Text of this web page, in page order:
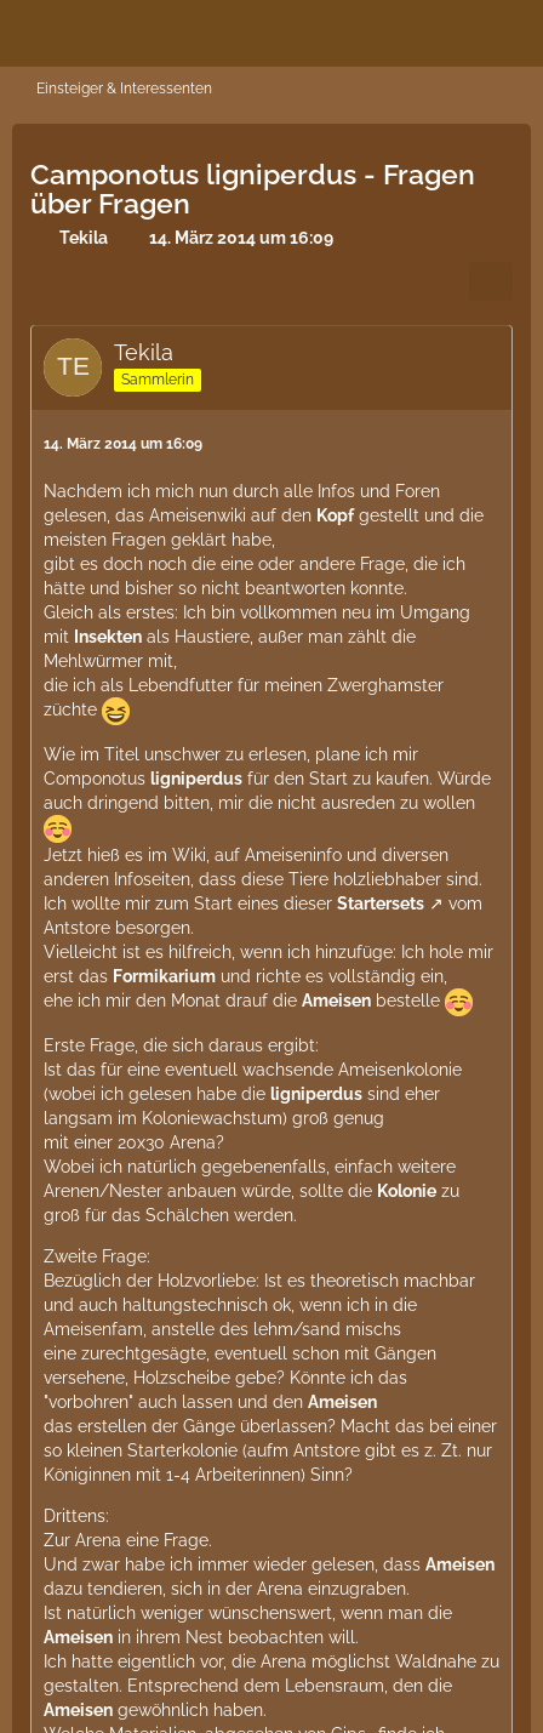
Einsteiger & Interessenten
Camponotus ligniperdus - Fragen
über Fragen
Tekila 14. März 2014 um 16:09
Tekila
Sammlerin
14. März 2014 um 16:09
Nachdem ich mich nun durch alle Infos und Foren
gelesen, das Ameisenwiki auf den Kopfgestellt und die
meisten Fragen geklärt habe,
gibt es doch noch die eine oder andere Frage, die ich
hätte und bisher so nicht beantworten konnte.
Gleich als erstes: Ich bin vollkommen neu im Umgang
mit Insekten als Haustiere, außer man zählt die
Mehlwürmer mit,
die ich als Lebendfutter für meinen Zwerghamster
züchte
Wie im Titel unschwer zu erlesen, plane ich mir
Componotus ligniperdus für den Start zu kaufen. Würde
auch dringend bitten, mir die nicht ausreden zu wollen
Jetzt hieß es im Wiki, auf Ameiseninfo und diversen
anderen Infoseiten, dass diese Tiere holzliebhaber sind.
Ich wollte mir zum Start eines dieser Startersets
vom
Antstore besorgen.
Vielleicht ist es hilfreich, wenn ich hinzufüge: Ich hole mir
erst das Formikarium und richte es vollständig ein,
ehe ich mir den Monat drauf die Ameisen bestelle
Erste Frage, die sich daraus ergibt:
Ist das für eine eventuell wachsende Ameisenkolonie
(wobei ich gelesen habe die ligniperdus sind eher
langsam im Koloniewachstum) groß genug
mit einer 20x30 Arena?
Wobei ich natürlich gegebenenfalls, einfach weitere
Arenen/Nester anbauen würde, sollte die Kolonie zu
groß für das Schälchen werden.
Zweite Frage:
Bezüglich der Holzvorliebe: Ist es theoretisch machbar
und auch haltungstechnisch ok, wenn ich in die
Ameisenfam, anstelle des lehm/sand mischs
eine zurechtgesägte, eventuell schon mit Gängen
versehene, Holzscheibe gebe? Könnte ich das
"vorbohren" auch lassen und den Ameisen
das erstellen der Gänge überlassen? Macht das bei einer
so kleinen Starterkolonie (aufm Antstore gibt es z. Zt. nur
Königinnen mit 1-4 Arbeiterinnen) Sinn?
Drittens:
Zur Arena eine Frage.
Und zwar habe ich immer wieder gelesen, dass Ameisen
dazu tendieren, sich in der Arena einzugraben.
Ist natürlich weniger wünschenswert, wenn man die
Ameisen in ihrem Nest beobachten will.
Ich hatte eigentlich vor, die Arena möglichst Waldnahe zu
gestalten. Entsprechend dem Lebensraum, den die
Ameisen gewöhnlich haben.